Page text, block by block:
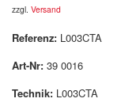
zzgl. Versand
Referenz: L003CTA
Art-Nr: 39 0016
Technik: L003CTA